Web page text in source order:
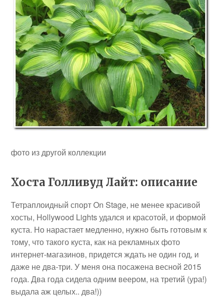
фото из другой коллекции
Хоста Голливуд Лайт: описание
Тетраплоидный спорт On Stage, не менее красивой
хосты, Hollywood Lights удался и красотой, и формой
куста. Но нарастает медленно, нужно быть готовым к
тому, что такого куста, как на рекламных фото
интернет-магазинов, придется ждать не один год, и
даже не два-три. У меня она посажена весной 2015
года. Два года сидела одним веером, на третий (ура!)
выдала аж целых.. два!))